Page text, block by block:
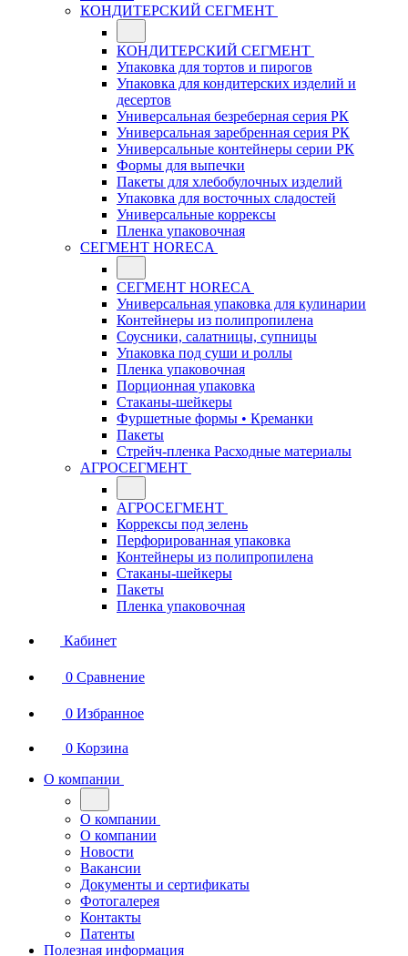
КОНДИТЕРСКИЙ СЕГМЕНТ
КОНДИТЕРСКИЙ СЕГМЕНТ
Упаковка для тортов и пирогов
Упаковка для кондитерских изделий и
десертов
Универсальная безреберная серия РК
Универсальная заребренная серия РК
Универсальные контейнеры серии РК
Формы для выпечки
Пакеты для хлебобулочных изделий
Упаковка для восточных сладостей
Универсальные коррексы
Пленка упаковочная
СЕГМЕНТ HORECA
СЕГМЕНТ HORECA
Универсальная упаковка для кулинарии
Контейнеры из полипропилена
Соусники, салатницы, супницы
Упаковка под суши и роллы
Пленка упаковочная
Порционная упаковка
Стаканы-шейкеры
Фуршетные формы • Креманки
Пакеты
Стрейч-пленка Расходные материалы
АГРОСЕГМЕНТ
АГРОСЕГМЕНТ
Коррексы под зелень
Перфорированная упаковка
Контейнеры из полипропилена
Стаканы-шейкеры
Пакеты
Пленка упаковочная
Кабинет
0 Сравнение
0 Избранное
0 Корзина
О компании
О компании
О компании
Новости
Вакансии
Документы и сертификаты
Фотогалерея
Контакты
Патенты
Полезная информация